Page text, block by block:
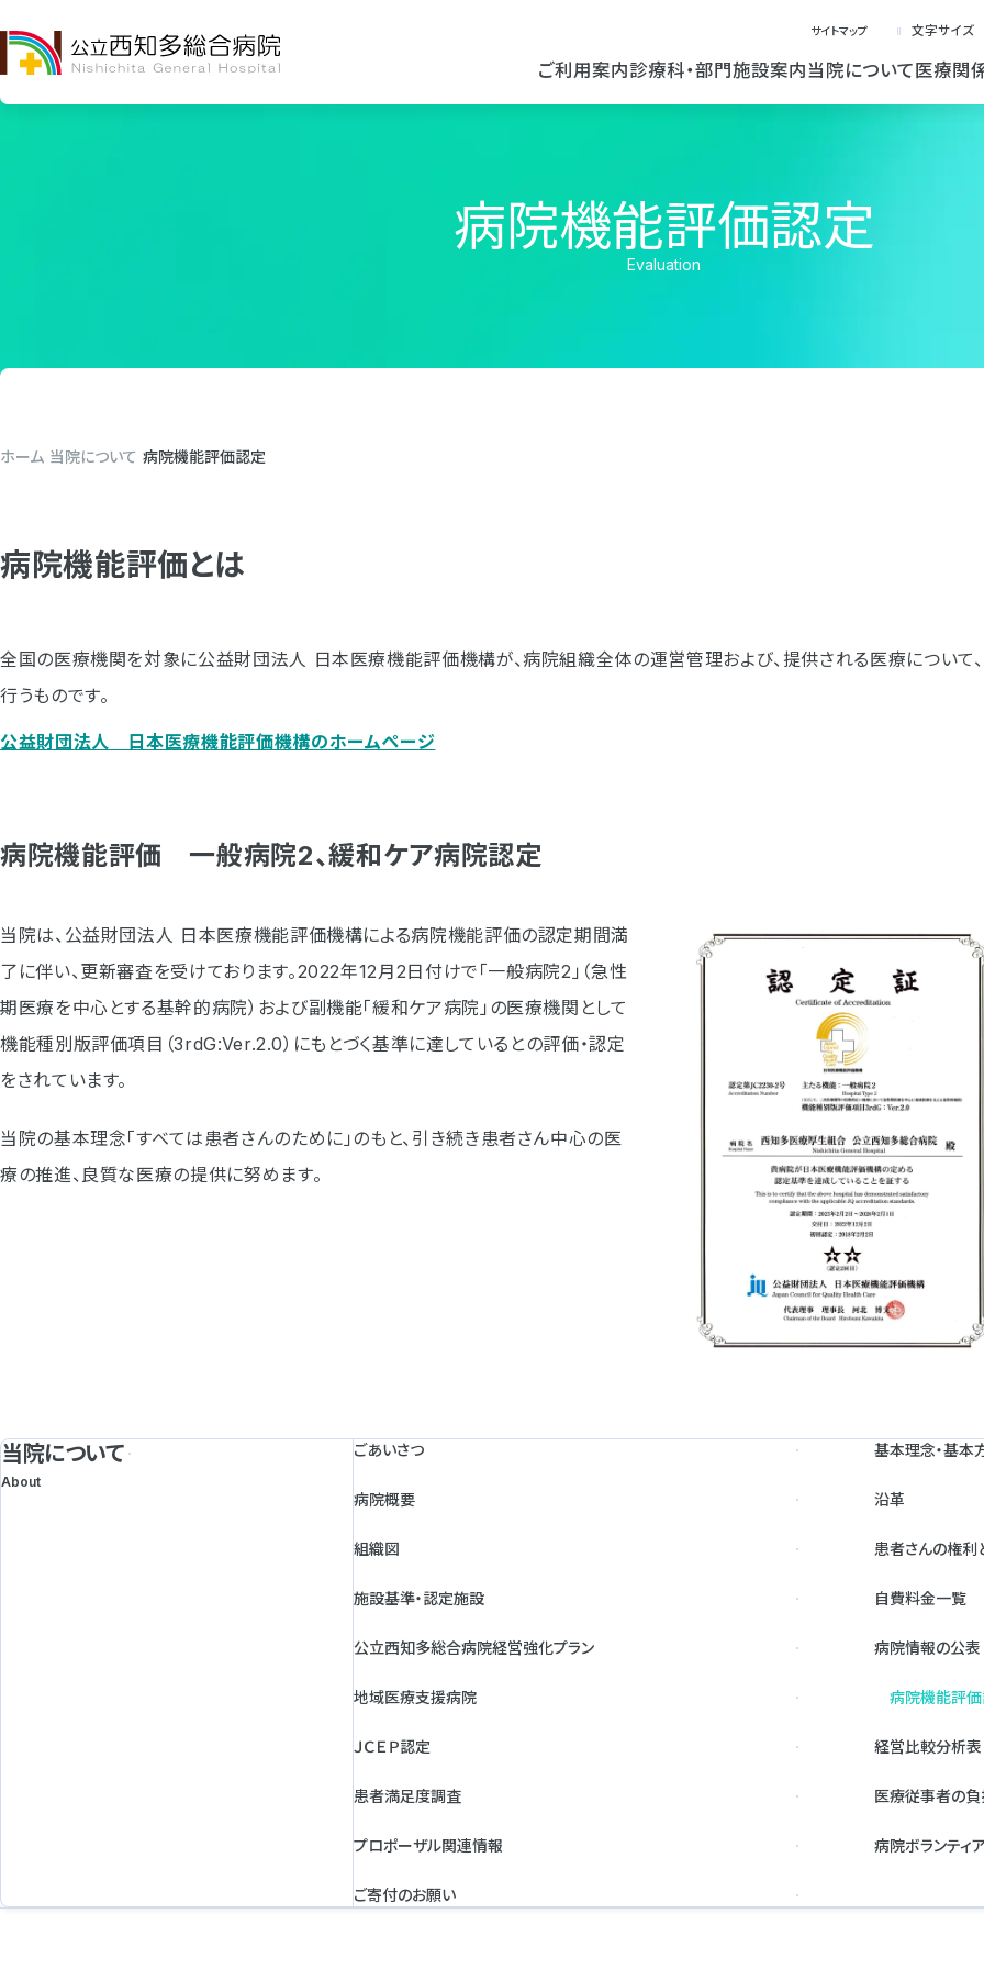
サイトマップ 文字サイズ
ご利用案内診療科・部門施設案内当院について 医療関
病院機能評価認定
Evaluation
ホーム 当院について 病院機能評価認定
病院機能評価とは
全国の医療機関を対象に公益財団法人 日本医療機能評価機構が、病院組織全体の運営管理および、提供される医療について
行うものです。
公益財団法人 日本医療機能評価機構のホームページ
病院機能評価 一般病院2、緩和ケア病院認定
当院は、公益財団法人 日本医療機能評価機構による病院機能評価の認定期間満
了に伴い、更新審査を受けております。2022年12月2日付けで「一般病院2」（急性
期医療を中心とする基幹的病院）および副機能「緩和ケア病院」の医療機関として
機能種別版評価項目（3rdG:Ver.2.0）にもとづく基準に達しているとの評価・認定
をされています。
当院の基本理念「すべては患者さんのために」のもと、引き続き患者さん中心の医
療の推進、良質な医療の提供に努めます。
当院について
About
ごあいさつ 基本理念・基本
病院概要 沿革
組織図 患者さんの権利
施設基準・認定施設 自費料金一覧
公立西知多総合病院経営強化プラン 病院情報の公表
地域医療支援病院 病院機能評
ＪＣＥＰ認定 経営比較分析表
患者満足度調査 医療従事者の負
プロポーザル関連情報 病院ボランティ
ご寄付のお願い